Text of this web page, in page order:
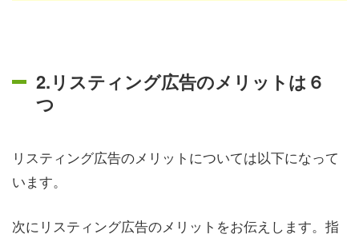
2.リスティング広告のメリットは６
つ
リスティング広告のメリットについては以下になって
います。
次にリスティング広告のメリットをお伝えします。指